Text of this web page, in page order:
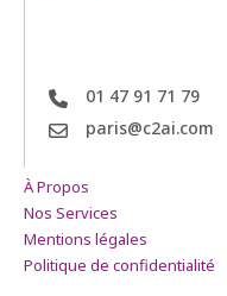
01 47 91 71 79
paris@c2ai.com
À Propos
Nos Services
Mentions légales
Politique de confidentialité